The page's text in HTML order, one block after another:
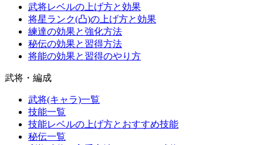
武将レベルの上げ方と効果
将星ランク(凸)の上げ方と効果
練達の効果と強化方法
秘伝の効果と習得方法
将能の効果と習得のやり方
武将・編成
武将(キャラ)一覧
技能一覧
技能レベルの上げ方とおすすめ技能
秘伝一覧